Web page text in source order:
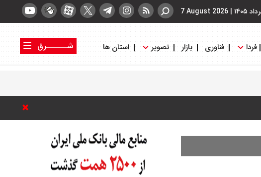
|
7 August 2026
فردا فناوری بازار تصویر استان ها
شــــــرق